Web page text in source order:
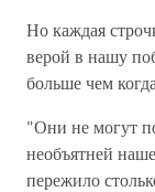
Но каждая
верой в нашу
больше чем
"Они не могут
необъятней
пережило